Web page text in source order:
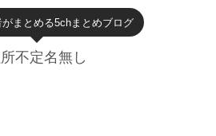
まとめる5chまとめブログ
不定名無し